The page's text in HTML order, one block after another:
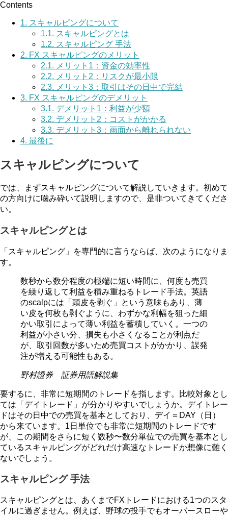
Contents
1. スキャルピングについて
1.1. スキャルピングとは
1.2. スキャルピング 手法
2. FX スキャルピングのメリット
2.1. メリット1：資金の効率性
2.2. メリット2：リスクが最小限
2.3. メリット3：取引はその日中で完結
3. FX スキャルピングのデメリット
3.1. デメリット1：利益が少額
3.2. デメリット2：コストがかかる
3.3. デメリット3：画面から離れられない
4. 最後に
スキャルピングについて
では、まずスキャルピングについて解説していきます。初めて
の方向けに噛み砕いて説明しますので、是非ついてきてくださ
い。
スキャルピングとは
「スキャルピング」を専門的に言うならば、次のようになりま
す。
数秒から数分程度の極端に短い時間に、何度も売買
を繰り返して利益を積み重ねるトレード手法。英語
のscalpには「頭皮を剥ぐ」という意味もあり、薄
い皮を何枚も剥ぐように、わずかな利幅を狙った細
かい取引によって薄い利益を蓄積していく。一つの
利益が小さい分、損失も小さくなることが利点だ
が、取引回数が多いため売買コストがかかり、誤発
注が増える可能性もある。
野村證券 証券用語解説集
要するに、非常に短期間のトレードを指します。比較対象とし
ては「デイトレード」が分かりやすいでしょうか。デイトレー
ドはその日中での売買を基本としており、デイ＝DAY（日）
から来ています。1日単位でも非常に短期間のトレードです
が、この期間をさらに短く数秒〜数分単位での売買を基本とし
ているスキャルピングがどれだけ高速なトレードか想像に難く
ないでしょう。
スキャルピング 手法
スキャルピングとは、あくまでFXトレードにおける1つのスタ
イルに過ぎません。例えば、野球の投手でもオーバースローや